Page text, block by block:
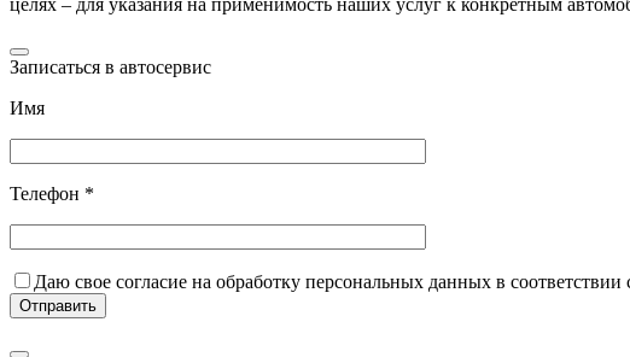
целях – для указания на применимость наших услуг к конкретным
Записаться в автосервис
Имя
Телефон *
Даю свое согласие на обработку персональных данных в соответствии